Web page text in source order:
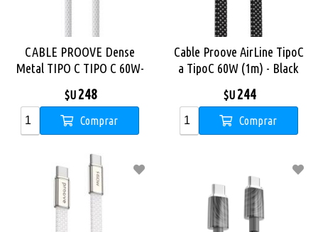
CABLE PROOVE Dense
Metal TIPO C TIPO C 60W-
$U248
Comprar
Cable Proove AirLine TipoC
a TipoC 60W (1m) - Black
$U244
Comprar